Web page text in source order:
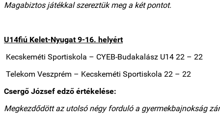
Magabiztos játékkal szereztük meg a két pontot.
U14fiú Kelet-Nyugat 9-16. helyért
Kecskeméti Sportiskola – CYEB-Budakalász U14 22 – 22
Telekom Veszprém – Kecskeméti Sportiskola 22 – 22
Csergő József edző értékelése:
Megkezdődött az utolsó négy forduló a gyermekbajnokság